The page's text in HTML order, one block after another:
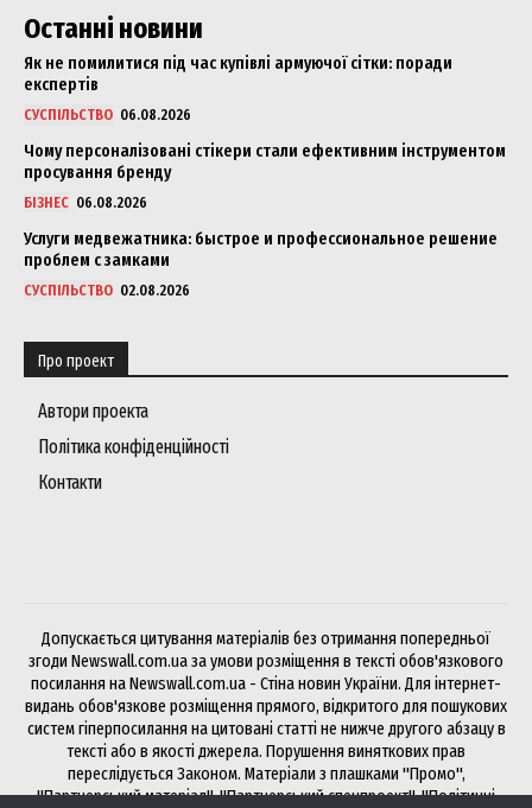
Останні новини
Як не помилитися під час купівлі армуючої сітки: поради
експертів
СУСПІЛЬСТВО 06.08.2026
Чому персоналізовані стікери стали ефективним інструментом
просування бренду
БІЗНЕС 06.08.2026
Услуги медвежатника: быстрое и профессиональное решение
проблем с замками
СУСПІЛЬСТВО 02.08.2026
Про проект
Автори проекта
Політика конфіденційності
Контакти
Допускається цитування матеріалів без отримання попередньої
згоди Newswall.com.ua за умови розміщення в тексті обов'язкового
посилання на Newswall.com.ua - Стіна новин України. Для інтернет-
видань обов'язкове розміщення прямого, відкритого для пошукових
систем гіперпосилання на цитовані статті не нижче другого абзацу в
тексті або в якості джерела. Порушення виняткових прав
переслідується Законом. Матеріали з плашками "Промо",
"Партнерський матеріал", "Партнерський спецпроект", "Політичні